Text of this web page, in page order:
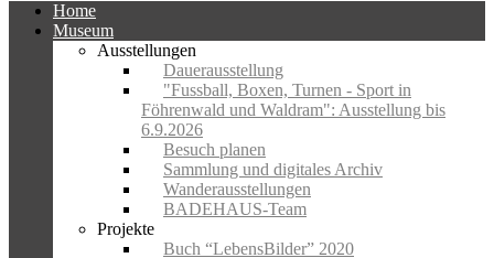
Home
Museum
Ausstellungen
Dauerausstellung
"Fussball, Boxen, Turnen - Sport in
Föhrenwald und Waldram": Ausstellung bis
6.9.2026
Besuch planen
Sammlung und digitales Archiv
Wanderausstellungen
BADEHAUS-Team
Projekte
Buch “LebensBilder” 2020